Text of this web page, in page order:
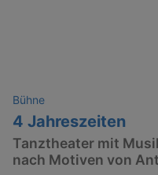
Bühne
4 Jahreszeiten
Tanztheater mit
nach Motiven von